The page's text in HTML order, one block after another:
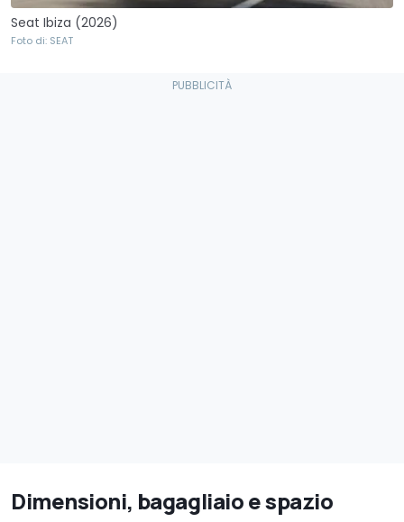
Seat Ibiza (2026)
Foto di: SEAT
Dimensioni, bagagliaio e spazio